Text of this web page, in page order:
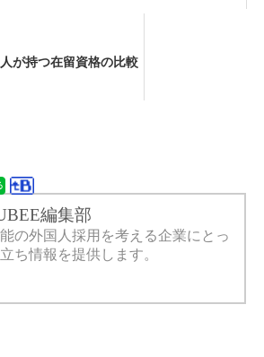
が持つ在留資格の比較
編集部
の外国人採用を考える企業にとっ
ち情報を提供します。